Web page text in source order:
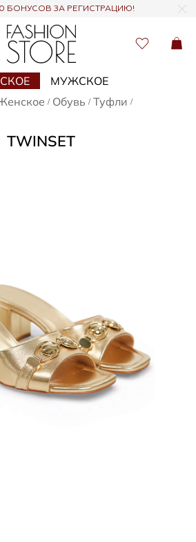
БОНУСОВ ЗА РЕГИСТРАЦИЮ!
МУЖСКОЕ
/ Обувь / Туфли /
TWINSET